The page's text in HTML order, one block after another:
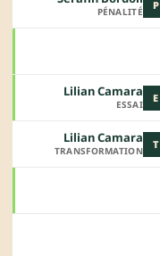
P
PÉNALITÉ
E
Lilian Camara
ESSAI
T
Lilian Camara
TRANSFORMATION